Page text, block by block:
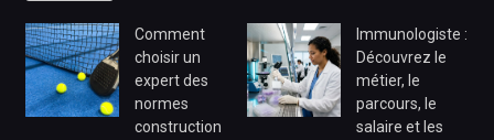
Comment
choisir un
expert des
normes
construction
Immunologiste :
Découvrez le
métier, le
parcours, le
salaire et les